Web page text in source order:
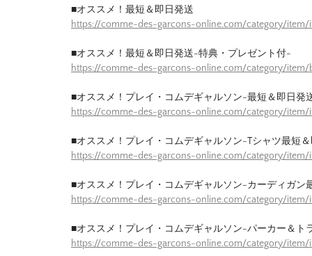
■オススメ！最短＆即日発送
https://comme-des-garcons-online.com/category/item/
■オススメ！最短＆即日発送-特典・プレゼント付-
https://comme-des-garcons-online.com/category/
■オススメ！プレイ・コムデギャルソン-最短＆即日発
https://comme-des-garcons-online.com/category/
■オススメ！プレイ・コムデギャルソン-Tシャツ最短
https://comme-des-garcons-online.com/category/
■オススメ！プレイ・コムデギャルソン-カーディガン
https://comme-des-garcons-online.com/category/
■オススメ！プレイ・コムデギャルソン-パーカー＆
https://comme-des-garcons-online.com/category/